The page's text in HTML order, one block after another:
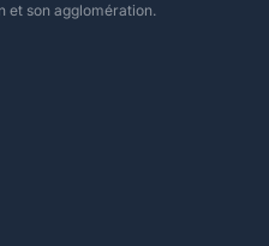
et son agglomération.